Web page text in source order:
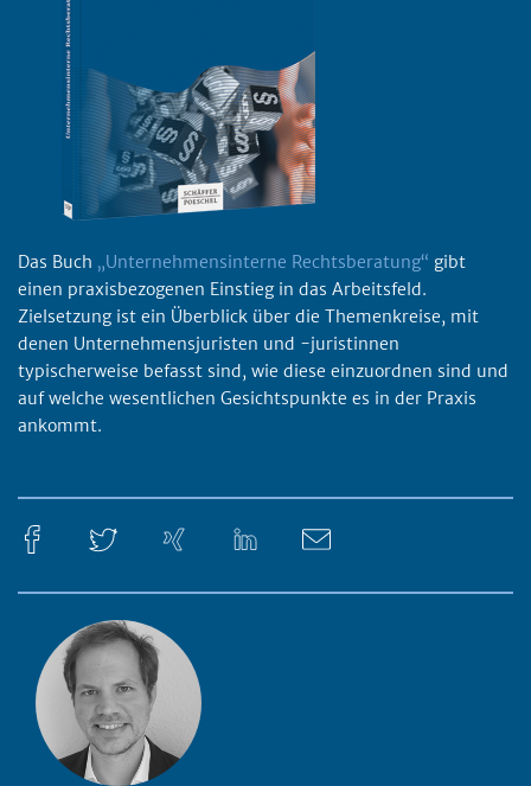
Das Buch „Unternehmensinterne Rechtsberatung“ gibt
einen praxisbezogenen Einstieg in das Arbeitsfeld.
Zielsetzung ist ein Überblick über die Themenkreise, mit
denen Unternehmensjuristen und -juristinnen
typischerweise befasst sind, wie diese einzuordnen sind und
auf welche wesentlichen Gesichtspunkte es in der Praxis
ankommt.